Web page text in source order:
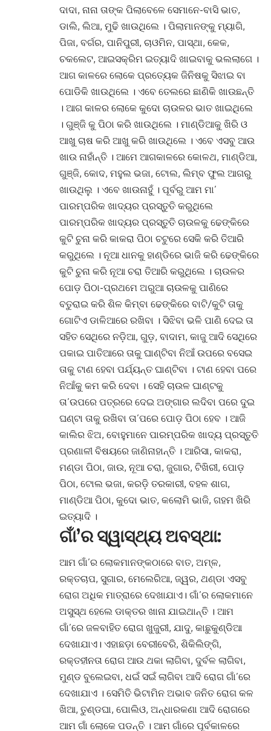
ଦାଦା, ନାନା ତାଙ୍କ ପିଲାବେଳେ ସେମାନେ-ବାସି ଭାତ,
ଡାଲି, ଲିଆ, ମୁଢି ଖାଉଥିଲେ । ପିଲାମାନଙ୍କୁ ମ୍ୟାଗି,
ପିଜା, ବର୍ଗର, ପାନିପୁରୀ, ଚାଓମିନ, ପାସ୍ଥା, କେକ,
ଚକଲେଟ, ଆଇସକ୍ରିମ ଇତ୍ୟାଦି ଖାଇବାକୁ ଭଲଲାଗେ ।
ଆଗ କାଳରେ ଲୋକେ ପ୍ରତ୍ୟେକ ଜିନିଷକୁ ସିଝାଇ ବା
ପୋଡିକି ଖାଉଥିଲେ । ଏବେ ତେଲରେ ଛାଣିକି ଖାଉଛନ୍ତି
। ଆଗ କାଳର ଲୋକେ କୁଦୋ ଚାଉଳର ଭାତ ଖାଇଥିଲେ
। ଗୁଞ୍ଜି କୁ ପିଠା କରି ଖାଉଥିଲେ । ମାଣ୍ଡିଆକୁ ଖିରି ଓ
ଆଖୁ ଚାଷ କରି ଆଖୁ କରି ଖାଉଥିଲେ । ଏବେ ଏସବୁ ଆଉ
ଖାଉ ନାହାଁନ୍ତି । ଆମେ ଆଗକାଳରେ କୋଳଥ, ମାଣ୍ଡିଆ,
ଗୁଞ୍ଜି, କୋଦ, ମହୁଲ ଭଜା, ଟୋଲ, ଲିମ୍ବ ଫୁଲ ଆଗରୁ
ଖାଉଥିଲୁ । ଏବେ ଖାଉନାହୁଁ । ପୂର୍ବରୁ ଆମ ମା’
ପାରମ୍ପରିକ ଖାଦ୍ୟର ପ୍ରସ୍ତୁତି କରୁଥିଲେ
ପାରମ୍ପରିକ ଖାଦ୍ୟର ପ୍ରସ୍ତୁତି ଚାଉଳକୁ ଢେଙ୍କିରେ
କୁଟି ଚୁନା କରି କାକରା ପିଠା ଚଟୁରେ ସେକି କରି ତିଆରି
କରୁଥିଲେ । ନୂଆ ଧାନକୁ ହାଣ୍ଡିରେ ଭାଜି କରି ଢେଙ୍କିରେ
କୁଟି ଚୁନା କରି ନୂଆ ଚରା ତିଆରି କରୁଥିଲେ । ଚାଉଳର
ପୋଡ଼ ପିଠା-ପ୍ରଥମେ ଅରୁଆ ଚାଉଳକୁ ପାଣିରେ
ବତୁରାଇ କରି ଶିଳ କିମ୍ବା ଢେଙ୍କିରେ ବାଟି/କୁଟି ତାକୁ
ଗୋଟିଏ ଡାଳିଆରେ ରଖିବା । ସିଝିବା ଭଳି ପାଣି ଦେଇ ତା
ସହିତ ସେଥିରେ ନଡ଼ିଆ, ଗୁଡ଼, ବାଦାମ, କାଜୁ ଆଦି ସେଥିରେ
ପକାଇ ପାତିଆରେ ତାକୁ ଘାଣ୍ଟିବା ନିଆଁ ଉପରେ ବସେଇ
ତାକୁ ଟାଣ ହେବା ପର୍ଯ୍ୟନ୍ତ ଘାଣ୍ଟିବା । ଟାଣ ହେବା ପରେ
ନିଆଁକୁ କମ କରି ଦେବା । ସେହି ଚାଉଳ ଘାଣ୍ଟକୁ
ତା’ଉପରେ ପତ୍ରରେ ଦେଇ ଅଙ୍ଗାର ଲଦିବା ପରେ ଦୁଇ
ଘଣ୍ଟା ତାକୁ ରଖିବା ତା’ପରେ ପୋଡ଼ ପିଠା ହେବ । ଆଜି
କାଲିର ଝିଅ, ବୋହୁମାନେ ପାରମ୍ପରିକ ଖାଦ୍ୟ ପ୍ରସ୍ତୁତି
ପ୍ରଣାଳୀ ବିଷୟରେ ଜାଣିନାହାନ୍ତି । ଆରିସା, କାକରା,
ମଣ୍ଡା ପିଠା, ଜାଉ, ନୂଆ ଚରା, ଜୁଗାର, ଟିଖିରୀ, ପୋଡ଼
ପିଠା, ଟୋଲ ଭଜା, କରଡ଼ି ତରକାରୀ, ବହଳ ଶାଗ,
ମାଣ୍ଡିଆ ପିଠା, କୁଦୋ ଭାତ, କଲୋମି ଭାଜି, ଗହମ ଖିରି
ଇତ୍ୟାଦି ।
ଗାଁ’ର ସ୍ୱାସ୍ଥ୍ୟ ଅବସ୍ଥା:
ଆମ ଗାଁ’ର ଲୋକମାନଙ୍କଠାରେ ବାତ, ଅମ୍ଳ,
ରକ୍ତଚାପ, ସୁଗାର, ମେଲେରିଆ, ଜ୍ୱର, ଥଣ୍ଡା ଏସବୁ
ରୋଗ ଅଧିକ ମାତ୍ରାରେ ଦେଖାଯାଏ। ଗାଁ’ର ଲୋକମାନେ
ଅସୁସ୍ଥ ହେଲେ ଡାକ୍ତର ଖାନା ଯାଇଥାନ୍ତି । ଆମ
ଗାଁ’ରେ ଜଳବାହିତ ରୋଗ ଖୁଜୁରୀ, ଯାଦୁ, କାଛୁକୁଣ୍ଡିଆ
ଦେଖାଯାଏ । ଏହାଛଡ଼ା ବେରୀବେରି, ଶିକିଲିଙ୍ଗି,
ରକ୍ତହୀନତା ରୋଗ ଆଉ ଥକା ଲାଗିବା, ଦୁର୍ବଳ ଲାଗିବା,
ମୁଣ୍ଡ ବୁଲେଇବା, ଧଇଁ ସଇଁ ଲାଗିବା ଆଦି ରୋଗ ଗାଁ’ରେ
ଦେଖାଯାଏ । ସେମିତି ଭିଟାମିନ ଅଭାବ ଜନିତ ରୋଗ କଳ
ଖିଆ, ତୁଣ୍ଡଘା, ପୋଲିଓ, ଅନ୍ଧାରକଣା ଆଦି ରୋଗରେ
ଆମ ଗାଁ ଲୋକେ ପଡନ୍ତି । ଆମ ଗାଁରେ ପୂର୍ବକାଳରେ